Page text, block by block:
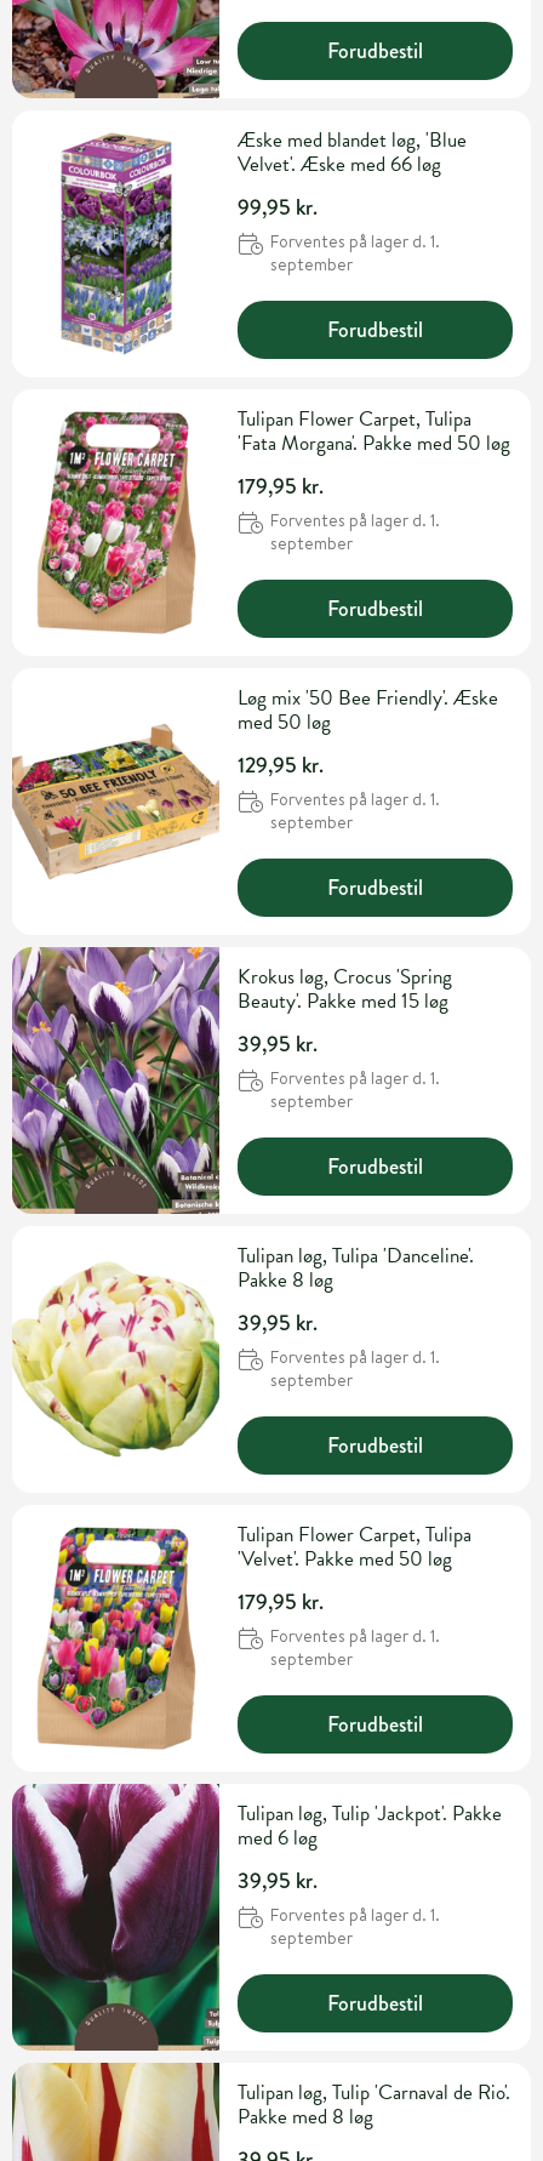
Forudbestil
Æske med blandet løg, 'Blue
Velvet'. Æske med 66 løg
99,95 kr.
Forventes på lager d. 1.
september
Forudbestil
Tulipan Flower Carpet, Tulipa
'Fata Morgana'. Pakke med 50 løg
179,95 kr.
Forventes på lager d. 1.
september
Forudbestil
Løg mix '50 Bee Friendly'. Æske
med 50 løg
129,95 kr.
Forventes på lager d. 1.
september
Forudbestil
Krokus løg, Crocus 'Spring
Beauty'. Pakke med 15 løg
39,95 kr.
Forventes på lager d. 1.
september
Forudbestil
Tulipan løg, Tulipa 'Danceline'.
Pakke 8 løg
39,95 kr.
Forventes på lager d. 1.
september
Forudbestil
Tulipan Flower Carpet, Tulipa
'Velvet'. Pakke med 50 løg
179,95 kr.
Forventes på lager d. 1.
september
Forudbestil
Tulipan løg, Tulip 'Jackpot'. Pakke
med 6 løg
39,95 kr.
Forventes på lager d. 1.
september
Forudbestil
Tulipan løg, Tulip 'Carnaval de Rio'.
Pakke med 8 løg